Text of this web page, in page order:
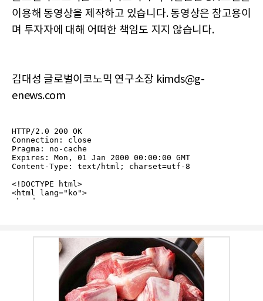
이용해 동영상을 제작하고 있습니다. 동영상은 참고용이
며 투자자에 대해 어떠한 책임도 지지 않습니다.
김대성 글로벌이코노믹 연구소장 kimds@g-
enews.com